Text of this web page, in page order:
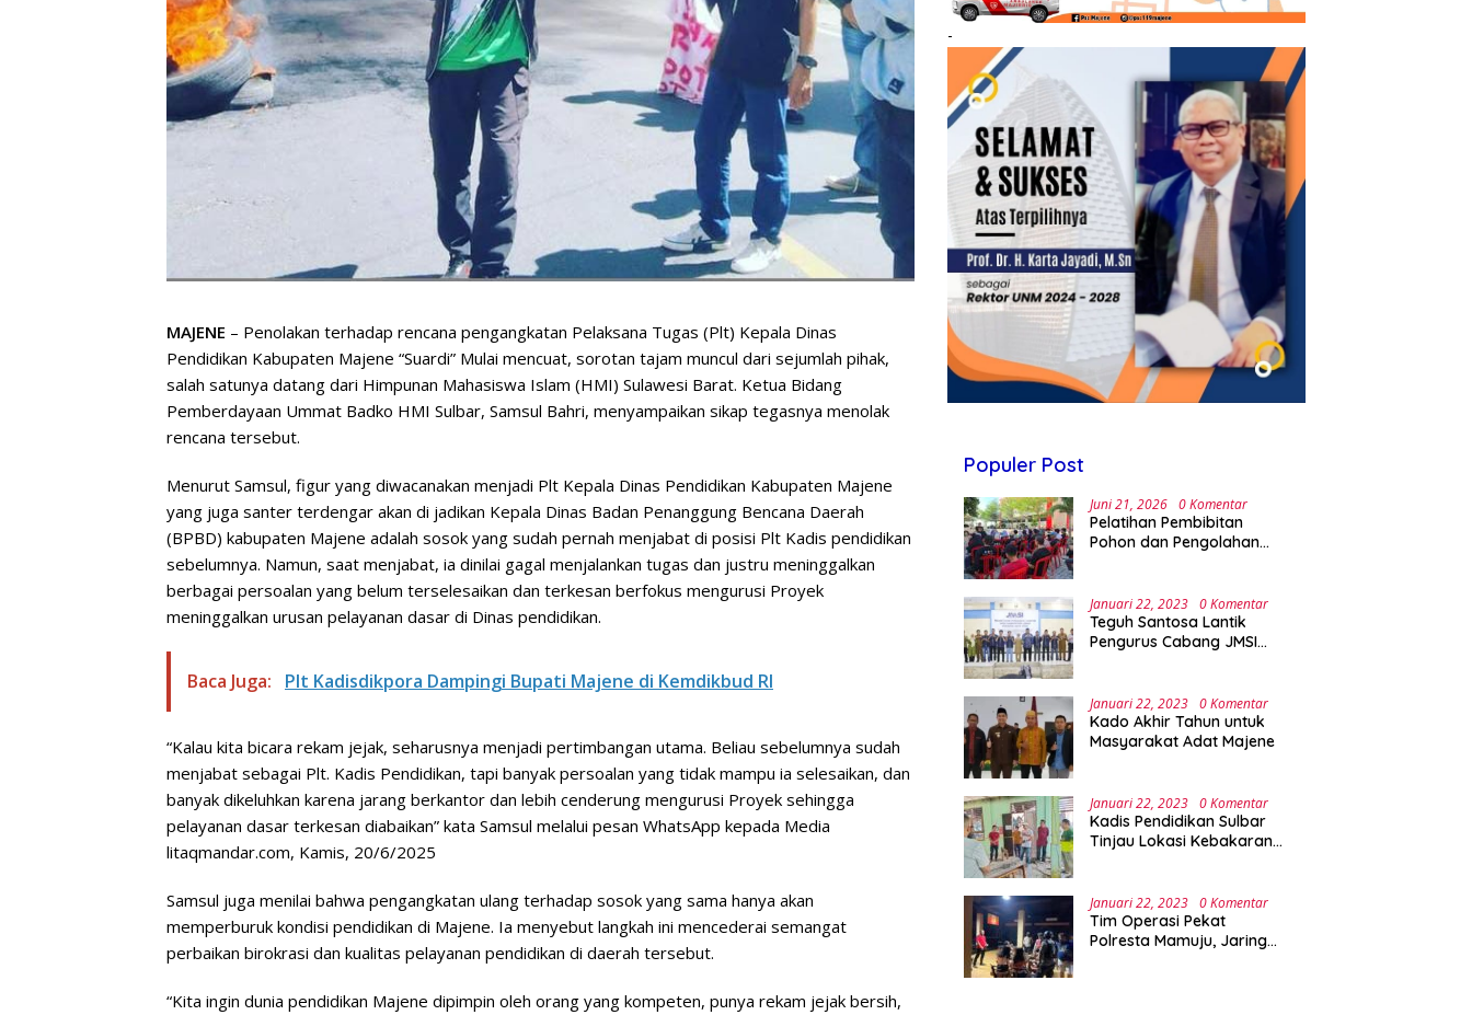
MAJENE – Penolakan terhadap rencana pengangkatan Pelaksana Tugas (Plt) Kepala Dinas
Pendidikan Kabupaten Majene “Suardi” Mulai mencuat, sorotan tajam muncul dari sejumlah pihak,
salah satunya datang dari Himpunan Mahasiswa Islam (HMI) Sulawesi Barat. Ketua Bidang
Pemberdayaan Ummat Badko HMI Sulbar, Samsul Bahri, menyampaikan sikap tegasnya menolak
rencana tersebut.
Menurut Samsul, figur yang diwacanakan menjadi Plt Kepala Dinas Pendidikan Kabupaten Majene
yang juga santer terdengar akan di jadikan Kepala Dinas Badan Penanggung Bencana Daerah
(BPBD) kabupaten Majene adalah sosok yang sudah pernah menjabat di posisi Plt Kadis pendidikan
sebelumnya. Namun, saat menjabat, ia dinilai gagal menjalankan tugas dan justru meninggalkan
berbagai persoalan yang belum terselesaikan dan terkesan berfokus mengurusi Proyek
meninggalkan urusan pelayanan dasar di Dinas pendidikan.
Baca Juga: Plt Kadisdikpora Dampingi Bupati Majene di Kemdikbud RI
“Kalau kita bicara rekam jejak, seharusnya menjadi pertimbangan utama. Beliau sebelumnya sudah
menjabat sebagai Plt. Kadis Pendidikan, tapi banyak persoalan yang tidak mampu ia selesaikan, dan
banyak dikeluhkan karena jarang berkantor dan lebih cenderung mengurusi Proyek sehingga
pelayanan dasar terkesan diabaikan” kata Samsul melalui pesan WhatsApp kepada Media
litaqmandar.com, Kamis, 20/6/2025
Samsul juga menilai bahwa pengangkatan ulang terhadap sosok yang sama hanya akan
memperburuk kondisi pendidikan di Majene. Ia menyebut langkah ini mencederai semangat
perbaikan birokrasi dan kualitas pelayanan pendidikan di daerah tersebut.
“Kita ingin dunia pendidikan Majene dipimpin oleh orang yang kompeten, punya rekam jejak bersih,
-
Populer Post
Juni 21, 2026 0 Komentar
Pelatihan Pembibitan
Pohon dan Pengolahan
Green Campus di UPA
Laboratorium Terpadu
Januari 22, 2023 0 Komentar
Teguh Santosa Lantik
Pengurus Cabang JMSI
Januari 22, 2023 0 Komentar
Kado Akhir Tahun untuk
Masyarakat Adat Majene
Januari 22, 2023 0 Komentar
Kadis Pendidikan Sulbar
Tinjau Lokasi Kebakaran
Januari 22, 2023 0 Komentar
Tim Operasi Pekat
Polresta Mamuju, Jaring